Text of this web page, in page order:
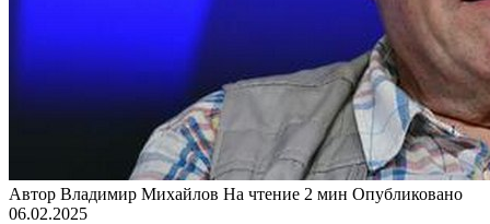
Автор Владимир Михайлов На чтение 2 мин Опубликовано
06.02.2025